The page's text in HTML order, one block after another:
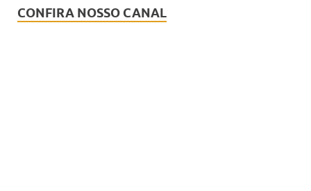
CONFIRA NOSSO CANAL